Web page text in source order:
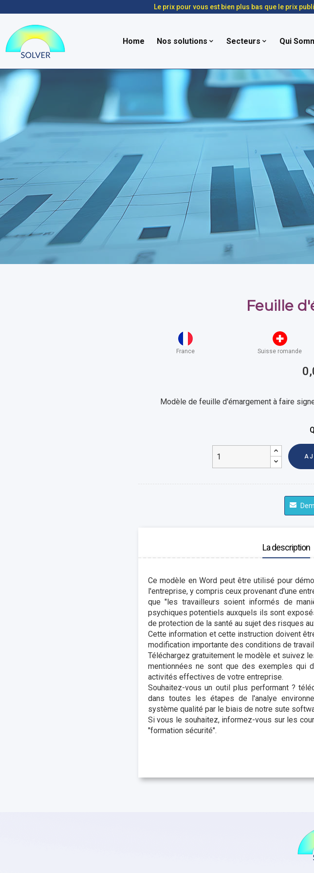
Le prix pour vous est bien plus bas que le prix
Home Nos solutions Secteurs Qui
Feuille
France Suisse romande
Modèle de feuille d'émargement à faire
La description
Ce modèle en Word peut être utilisé pour
l'entreprise, y compris ceux provenant d'une
que "les travailleurs soient informés de
psychiques potentiels auxquels ils sont
de protection de la santé au sujet des risques
Cette information et cette instruction doivent
modification importante des conditions de
Téléchargez gratuitement le modèle et suivez
mentionnées ne sont que des exemples qui
activités effectives de votre entreprise.
Souhaitez-vous un outil plus performant ?
dans toutes les étapes de l'analye
système qualité par le biais de notre sute
Si vous le souhaitez, informez-vous sur les
"formation sécurité".